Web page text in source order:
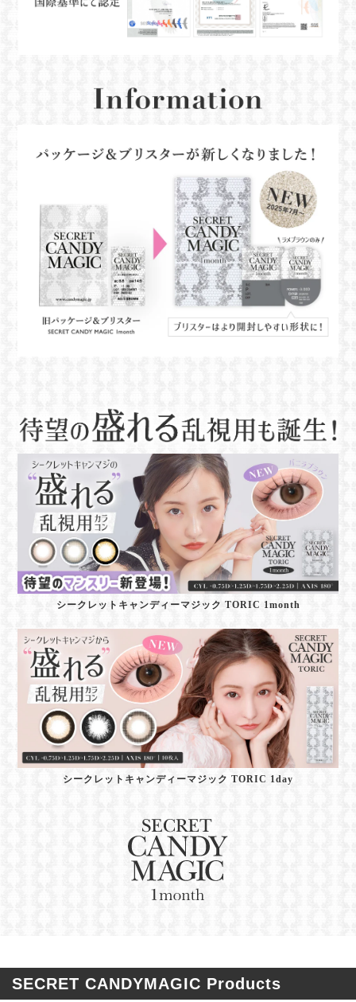
シークレットキャンディーマジック TORIC 1month
シークレットキャンディーマジック TORIC 1day
SECRET CANDYMAGIC Products